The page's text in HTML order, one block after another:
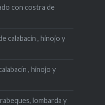
con costra de
calabacín , hinojo y
, hinojo y
lombarda y